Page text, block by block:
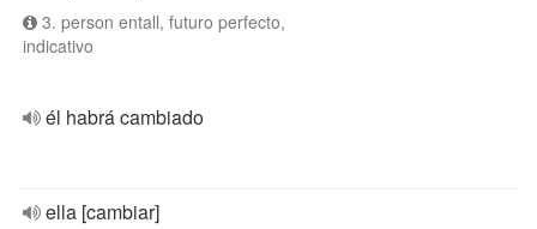
3. person entall, futuro perfecto,
indicativo
él habrá cambiado
ella [cambiar]